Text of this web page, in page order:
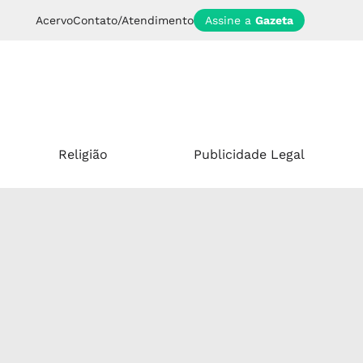
AcervoContato/Atendimento Assine a Gazeta
Religião Publicidade Legal